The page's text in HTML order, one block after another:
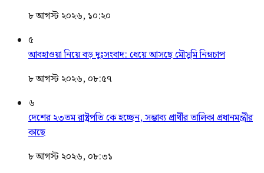
৮ আগস্ট ২০২৬, ১০:২০
৫
আবহাওয়া নিয়ে বড় দুঃসংবাদ: ধেয়ে আসছে মৌসুমি নিম্নচাপ
৮ আগস্ট ২০২৬, ০৮:৫৭
৬
দেশের ২৩তম রাষ্ট্রপতি কে হচ্ছেন, সম্ভাব্য প্রার্থীর তালিকা প্রধানমন্ত্রীর
কাছে
৮ আগস্ট ২০২৬, ০৮:৩১